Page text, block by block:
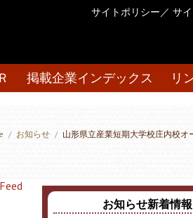
サイトポリシー／ サ
掲載企業インデックス リ
/ お知らせ / 山形県立産業短期大学校庄内校
お知らせ新着情報
Feed